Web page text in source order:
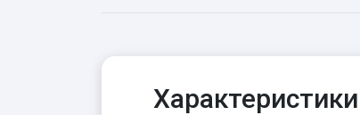
Характеристики